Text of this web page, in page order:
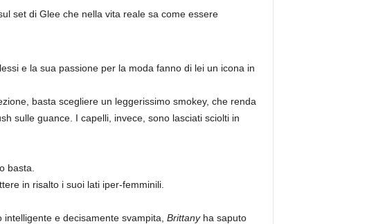
set di Glee che nella vita reale sa come essere
e la sua passione per la moda fanno di lei un icona in
basta scegliere un leggerissimo smokey, che renda
sulle guance. I capelli, invece, sono lasciati sciolti in
basta.
in risalto i suoi lati iper-femminili.
e decisamente svampita, Brittanyha saputo